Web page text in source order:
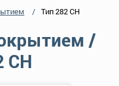
Тип 282 СН
/
СН